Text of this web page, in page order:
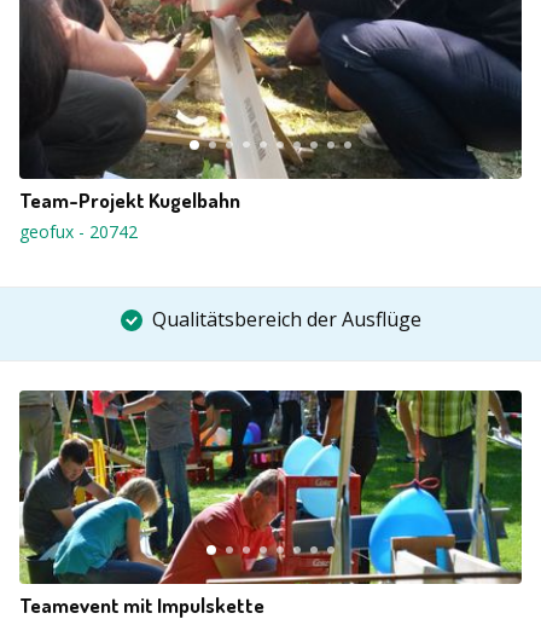
Team-Projekt Kugelbahn
geofux - 20742
Qualitätsbereich der Ausflüge
Teamevent mit Impulskette